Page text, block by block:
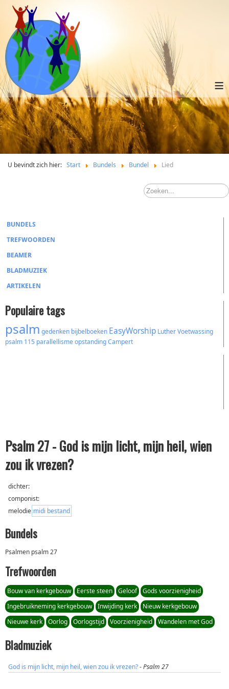
≡
U bevindt zich hier: Start Bundels Bundel Lied
BUNDELS
TREFWOORDEN
BEAMER
BLADMUZIEK
ARTIKELEN
Populaire tags
psalm gedenken bijbelboeken EasyWorship LutherVoetwassing
psalm 115 parallellismeopstandingCampert
Psalm 27 - God is mijn licht, mijn heil, wien
zou ik vrezen?
dichter:
componist:
melodie:midi bestand
Bundels
Psalmen psalm 27
Trefwoorden
Bouw van kerkgebouw Eerste steen Geloof
Gods voorzienigheid
Ingebruikneming kerkgebouw
Inwijding kerk
Nieuw kerkgebouw
Nieuwe kerk
Oorlog Oorlogstijd Voorzienigheid Wandelen met God
Bladmuziek
God is mijn licht, mijn heil, wien zou ik vrezen?-Psalm 27